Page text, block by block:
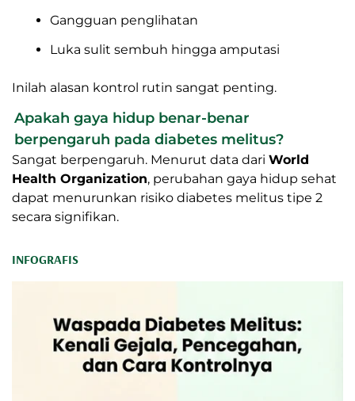
Gangguan penglihatan
Luka sulit sembuh hingga amputasi
Inilah alasan kontrol rutin sangat penting.
Apakah gaya hidup benar-benar
berpengaruh pada diabetes melitus?
Sangat berpengaruh. Menurut data dari World
Health Organization, perubahan gaya hidup sehat
dapat menurunkan risiko diabetes melitus tipe 2
secara signifikan.
INFOGRAFIS